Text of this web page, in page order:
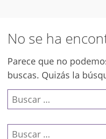
No se ha
Parece que no
buscas. Quizás la
Buscar:
Buscar: